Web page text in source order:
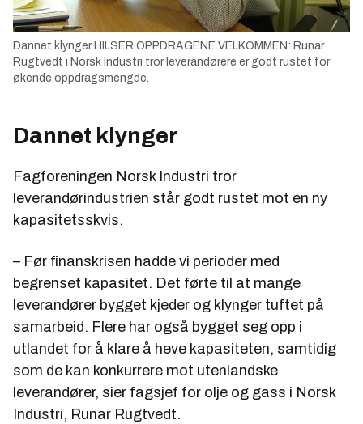
Dannet klynger HILSER OPPDRAGENE VELKOMMEN: Runar
Rugtvedt i Norsk Industri tror leverandørere er godt rustet for
økende oppdragsmengde.
Dannet klynger
Fagforeningen Norsk Industri tror
leverandørindustrien står godt rustet mot en ny
kapasitetsskvis.
– Før finanskrisen hadde vi perioder med
begrenset kapasitet. Det førte til at mange
leverandører bygget kjeder og klynger tuftet på
samarbeid. Flere har også bygget seg opp i
utlandet for å klare å heve kapasiteten, samtidig
som de kan konkurrere mot utenlandske
leverandører, sier fagsjef for olje og gass i Norsk
Industri, Runar Rugtvedt.